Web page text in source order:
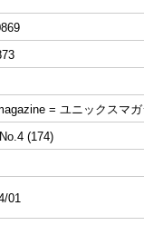
= ユニックスマガ
(174)
01